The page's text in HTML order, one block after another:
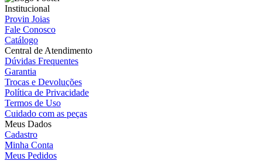
Institucional
Provin Joias
Fale Conosco
Catálogo
Central de Atendimento
Dúvidas Frequentes
Garantia
Trocas e Devoluções
Política de Privacidade
Termos de Uso
Cuidado com as peças
Meus Dados
Cadastro
Minha Conta
Meus Pedidos